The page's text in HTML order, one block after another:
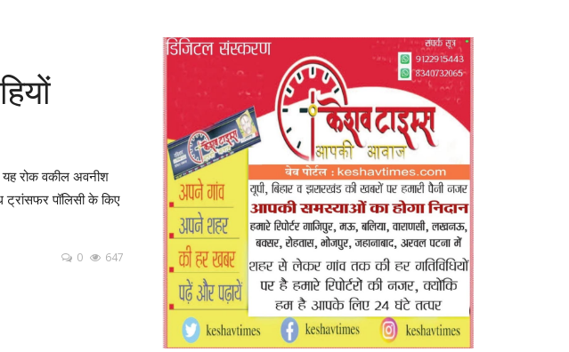
यह रोक वकील अवनीश
ट्रांसफर पॉलिसी के किए
0 647